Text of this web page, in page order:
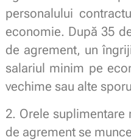
personalului
economie. După 35
de agrement, un
salariul minim pe
vechime sau alte
2. Orele suplimentare
de agrement se